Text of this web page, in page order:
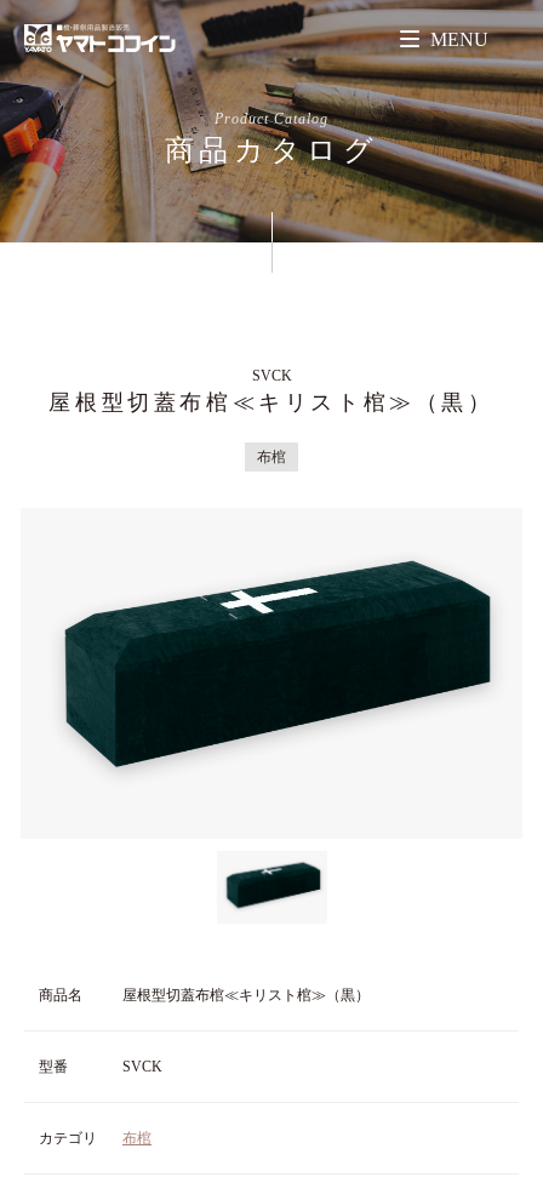
MENU
Product Catalog
商品カタログ
SVCK
屋根型切蓋布棺≪キリスト棺≫（黒）
布棺
商品名 屋根型切蓋布棺≪キリスト棺≫（黒）
型番 SVCK
カテゴリ 布棺